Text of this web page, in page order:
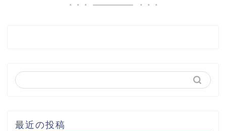
最近の投稿